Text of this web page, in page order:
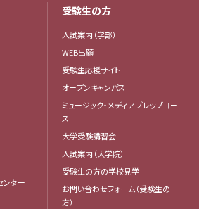
ンター
受験生の方
入試案内（学部）
WEB出願
受験生応援サイト
オープンキャンパス
ミュージック・メディア プレップコー
ス
大学受験講習会
入試案内（大学院）
受験生の方の学校見学
お問い合わせフォーム（受験生の
方）